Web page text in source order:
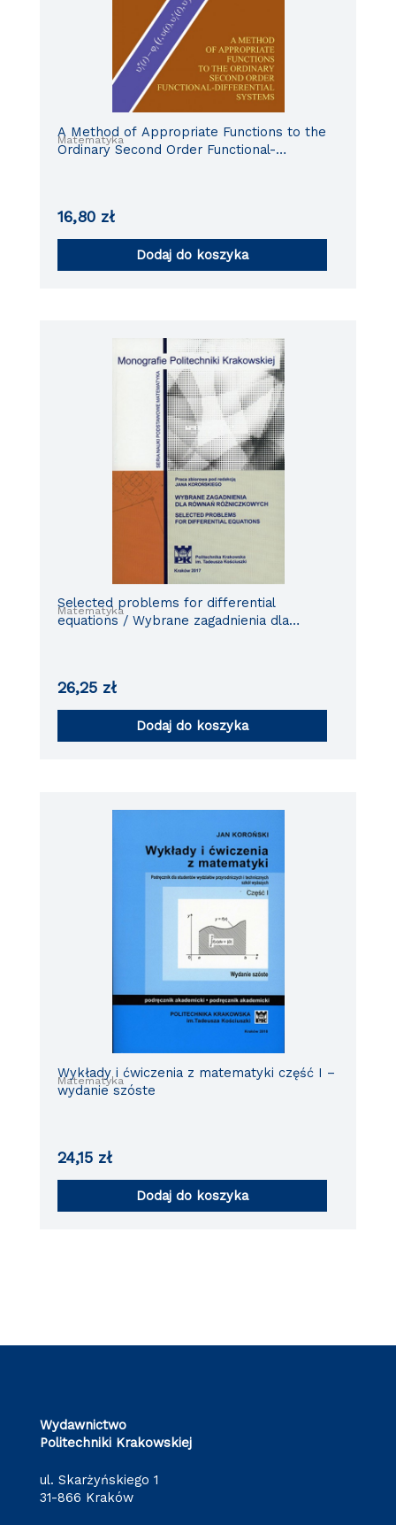
Matematyka
A Method of Appropriate Functions to the
Ordinary Second Order Functional-
16,80 zł
Dodaj do koszyka
Matematyka
Selected problems for differential
equations / Wybrane zagadnienia dla
26,25 zł
Dodaj do koszyka
Matematyka
Wykłady i ćwiczenia z matematyki część I –
wydanie szóste
24,15 zł
Dodaj do koszyka
Wydawnictwo
Politechniki Krakowskiej
ul. Skarżyńskiego 1
31-866 Kraków